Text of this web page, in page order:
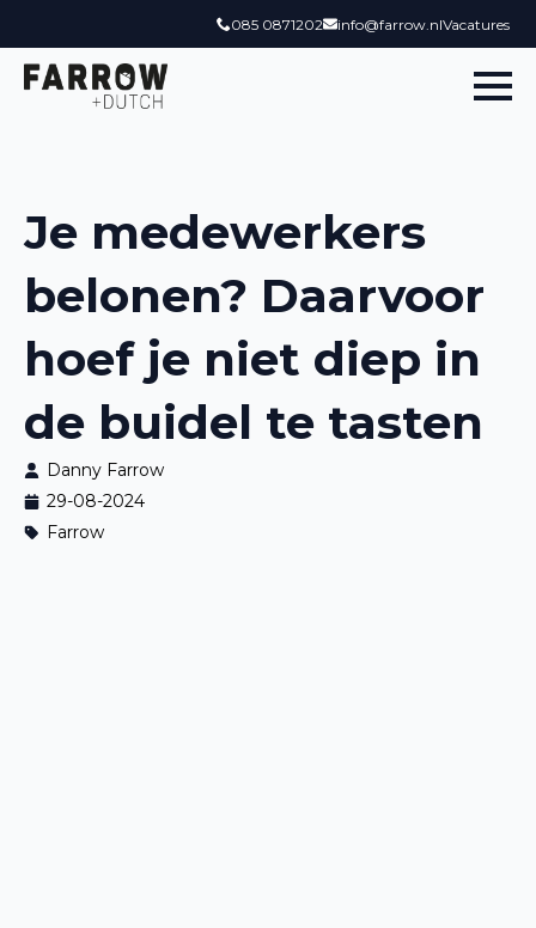
085 0871202 info@farrow.nlVacatures
Je medewerkers
belonen? Daarvoor
hoef je niet diep in
de buidel te tasten
Danny Farrow
29-08-2024
Farrow